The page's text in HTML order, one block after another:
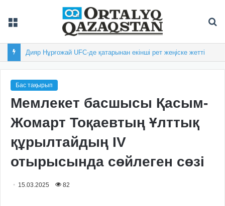
Астанадағы «Болашақ ойындарына» 50 елден 800 спортшы жиналды
Бас тақырып
Мемлекет басшысы Қасым-
Жомарт Тоқаевтың Ұлттық
құрылтайдың IV
отырысында сөйлеген сөзі
15.03.2025 82